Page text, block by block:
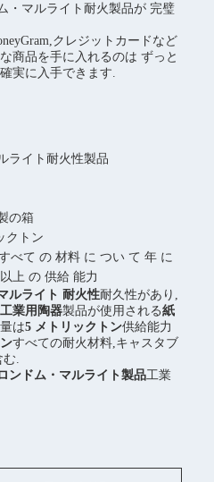
・マルライト耐火製品が 完璧
クレジットカードなど
商品を手に入れるのは ずっと
実に入手できます.
ライト耐火性製品
の箱
クトン
べて の 材料 に つい て 年 に
上 の 供給 能力
ルライト 耐火性耐久性があり,
工業用陶器製品が使用される紙
は5 メトリックトン供給能力
すべての耐火材料,キャスタブ
む.
ンドム・マルライト製品工業